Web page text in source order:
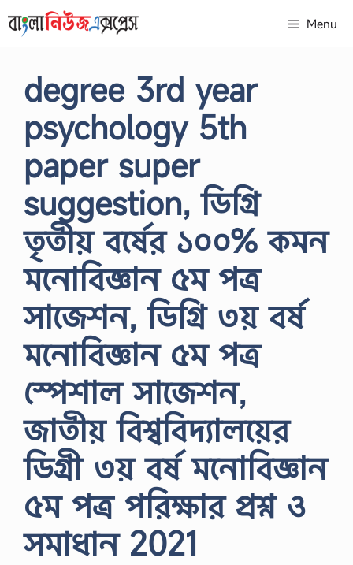
to
Menu
degree 3rd year
psychology 5th
paper super
suggestion, ডিগ্রি
তৃতীয় বর্ষের ১০০% কমন
মনোবিজ্ঞান ৫ম পত্র
সাজেশন, ডিগ্রি ৩য় বর্ষ
মনোবিজ্ঞান ৫ম পত্র
স্পেশাল সাজেশন,
জাতীয় বিশ্ববিদ্যালয়ের
ডিগ্রী ৩য় বর্ষ মনোবিজ্ঞান
৫ম পত্র পরিক্ষার প্রশ্ন ও
সমাধান 2021